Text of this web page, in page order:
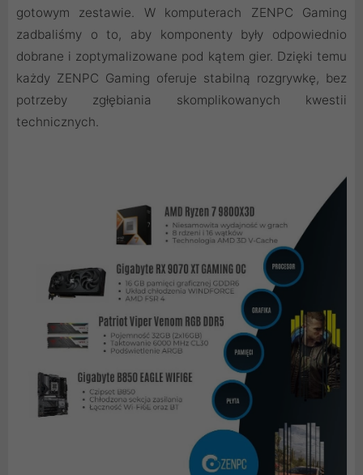
gotowym zestawie. W komputerach ZENPC Gaming
zadbaliśmy o to, aby komponenty były odpowiednio
dobrane i zoptymalizowane pod kątem gier. Dzięki temu
każdy ZENPC Gaming oferuje stabilną rozgrywkę, bez
potrzeby zgłębiania skomplikowanych kwestii
technicznych.